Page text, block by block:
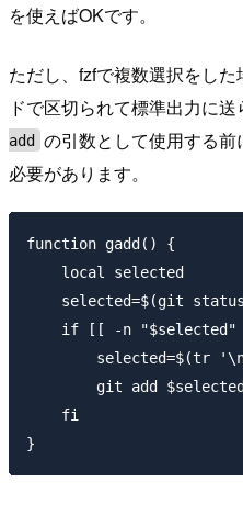
を使えばOKです。
ただし、fzfで複数選択をし
ドで区切られて標準出力に送
add の引数として使用する
必要があります。
function gadd() {
    local selected
selected=$(git
if [[ -n "$selected"
selected=$(tr
        git add $selected
    fi